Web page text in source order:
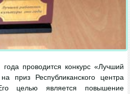
проводится конкурс «Лучший
приз Республиканского центра
целью является повышение